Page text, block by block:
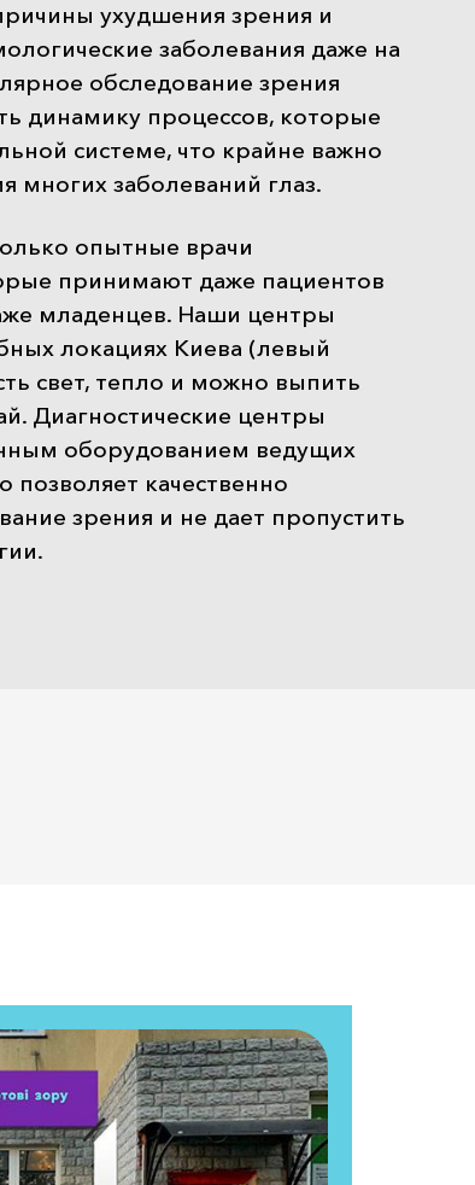
ухудшения зрения и
заболевания даже на
обследование зрения
динамику процессов, которые
системе, что крайне важно
многих заболеваний глаз.
опытные врачи
принимают даже пациентов
младенцев. Наши центры
локациях Киева (левый
свет, тепло и можно выпить
Диагностические центры
оборудованием ведущих
позволяет качественно
зрения и не дает пропустить